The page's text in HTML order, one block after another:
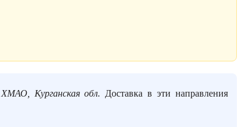
ХМАО, Курганская обл. Доставка в эти направления